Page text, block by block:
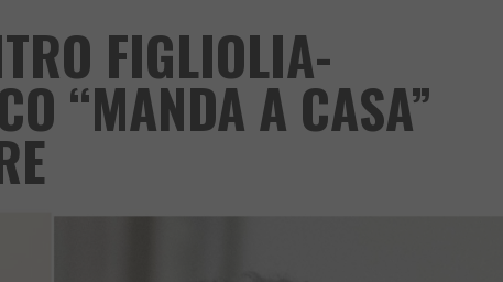
FIGLIOLIA-
“MANDA A CASA”